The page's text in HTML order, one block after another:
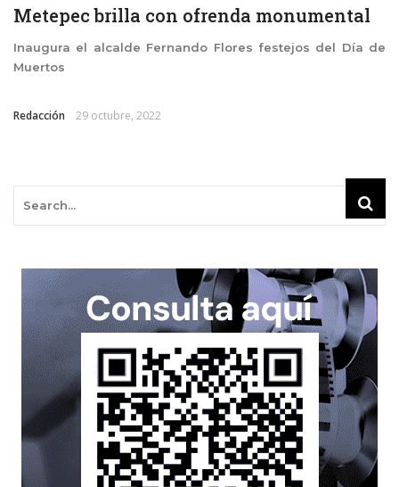
Metepec brilla con ofrenda monumental
Inaugura el alcalde Fernando Flores festejos del Día de
Muertos
Redacción 29 octubre, 2022